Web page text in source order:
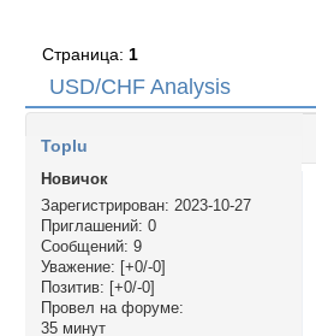
USD/CHF Analysis
Страница: 1
Toplu
Новичок
Зарегистрирован: 2023-10-27
Приглашений: 0
Сообщений: 9
Уважение: [+0/-0]
Позитив: [+0/-0]
Провел на форуме:
35 минут